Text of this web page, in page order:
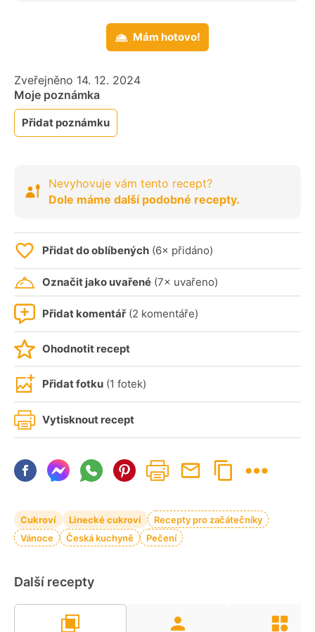
Mám hotovo!
Zveřejněno 14. 12. 2024
Moje poznámka
Přidat poznámku
Nevyhovuje vám tento recept?
Dole máme další podobné recepty.
Přidat do oblíbených (6× přidáno)
Označit jako uvařené (7× uvařeno)
Přidat komentář (2 komentáře)
Ohodnotit recept
Přidat fotku (1 fotek)
Vytisknout recept
Cukroví Linecké cukroví
Recepty pro začátečníky
Vánoce
Česká kuchyně Pečení
Další recepty